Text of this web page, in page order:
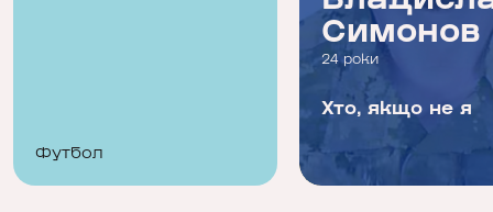
Футбол
Симонов
24 роки
Хто, якщо не я